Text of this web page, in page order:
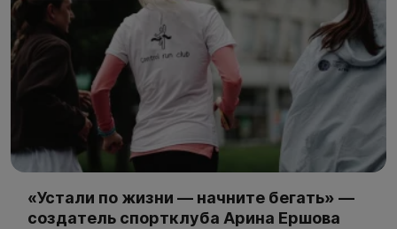
«Устали по жизни — начните бегать» —
создатель спортклуба Арина Ершова